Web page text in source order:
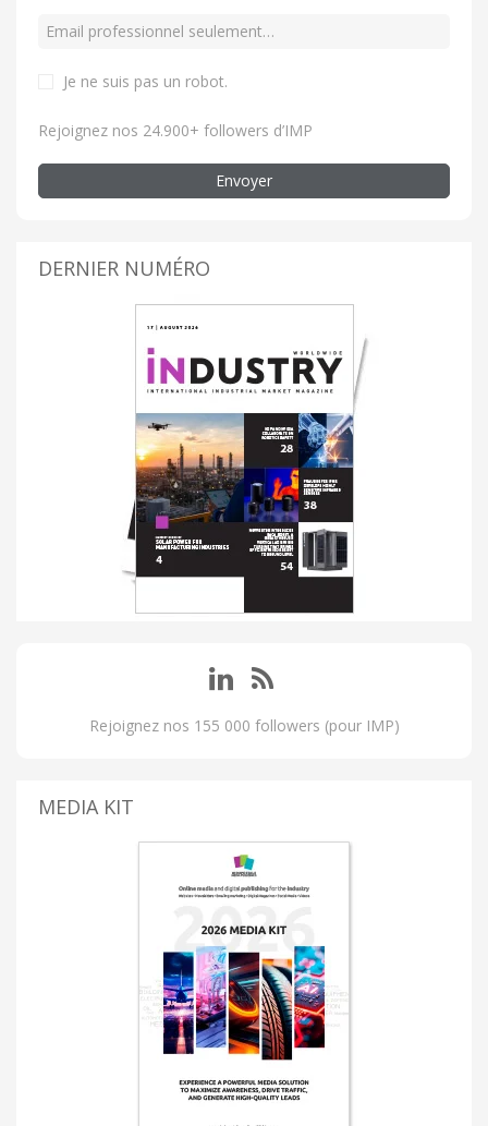
Je ne suis pas un robot.
Rejoignez nos 24.900+ followers d’IMP
Envoyer
DERNIER NUMÉRO
Rejoignez nos 155 000 followers (pour IMP)
MEDIA KIT